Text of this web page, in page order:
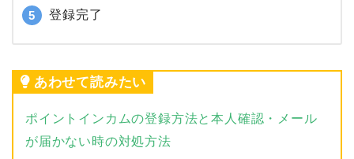
登録完了
あわせて読みたい
ポイントインカムの登録方法と本人確認・メール
が届かない時の対処方法